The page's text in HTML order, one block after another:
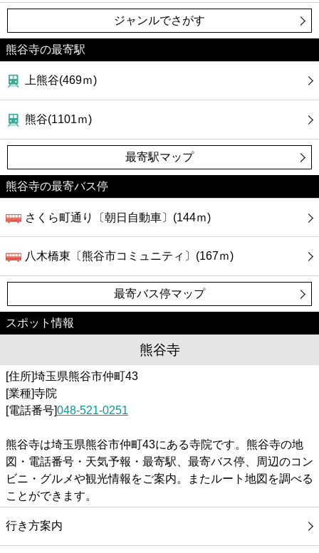
ジャンルでさがす
熊谷寺の最寄駅
上熊谷(469ｍ)
熊谷(1101ｍ)
最寄駅マップ
熊谷寺の最寄バス停
さくら町通り〔朝日自動車〕(144ｍ)
八木橋東〔熊谷市コミュニティ〕(167ｍ)
最寄バス停マップ
スポット情報
熊谷寺
[住所]埼玉県熊谷市仲町43
[業種]寺院
[電話番号]048-521-0251
熊谷寺は埼玉県熊谷市仲町43にある寺院です。熊谷寺の地
図・電話番号・天気予報・最寄駅、最寄バス停、周辺のコン
ビニ・グルメや観光情報をご案内。またルート地図を調べる
ことができます。
行き方案内